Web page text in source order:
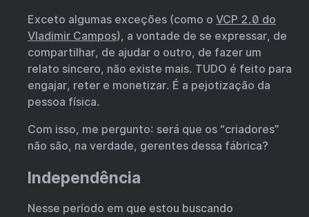
Exceto algumas exceções (como o VCP 2.0 do
Vladimir Campos), a vontade de se expressar, de
compartilhar, de ajudar o outro, de fazer um
relato sincero, não existe mais. TUDO é feito para
engajar, reter e monetizar. É a pejotização da
pessoa física.
Com isso, me pergunto: será que os “criadores”
não são, na verdade, gerentes dessa fábrica?
Independência
Nesse período em que estou buscando